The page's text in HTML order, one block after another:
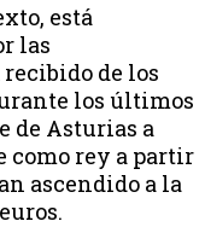
está
las
de los
los últimos
de Asturias a
como rey a partir
ascendido a la